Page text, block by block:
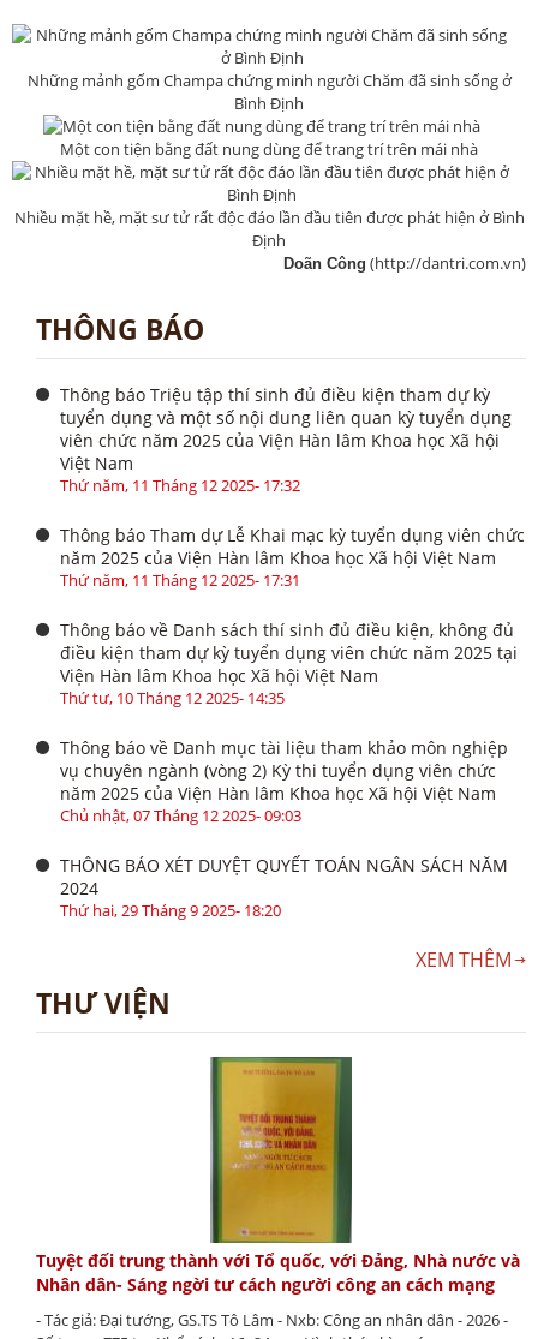
Những mảnh gốm Champa chứng minh người Chăm đã sinh sống ở
Bình Định
Một con tiện bằng đất nung dùng để trang trí trên mái nhà
Nhiều mặt hề, mặt sư tử rất độc đáo lần đầu tiên được phát hiện ở Bình
Định
Doãn Công (http://dantri.com.vn)
THÔNG BÁO
Thông báo Triệu tập thí sinh đủ điều kiện tham dự kỳ
tuyển dụng và một số nội dung liên quan kỳ tuyển dụng
viên chức năm 2025 của Viện Hàn lâm Khoa học Xã hội
Việt Nam
Thứ năm, 11 Tháng 12 2025- 17:32
Thông báo Tham dự Lễ Khai mạc kỳ tuyển dụng viên chức
năm 2025 của Viện Hàn lâm Khoa học Xã hội Việt Nam
Thứ năm, 11 Tháng 12 2025- 17:31
Thông báo về Danh sách thí sinh đủ điều kiện, không đủ
điều kiện tham dự kỳ tuyển dụng viên chức năm 2025 tại
Viện Hàn lâm Khoa học Xã hội Việt Nam
Thứ tư, 10 Tháng 12 2025- 14:35
Thông báo về Danh mục tài liệu tham khảo môn nghiệp
vụ chuyên ngành (vòng 2) Kỳ thi tuyển dụng viên chức
năm 2025 của Viện Hàn lâm Khoa học Xã hội Việt Nam
Chủ nhật, 07 Tháng 12 2025- 09:03
THÔNG BÁO XÉT DUYỆT QUYẾT TOÁN NGÂN SÁCH NĂM
2024
Thứ hai, 29 Tháng 9 2025- 18:20
XEM THÊM
THƯ VIỆN
Tuyệt đối trung thành với Tổ quốc, với Đảng, Nhà nước và
Nhân dân- Sáng ngời tư cách người công an cách mạng
- Tác giả: Đại tướng, GS.TS Tô Lâm - Nxb: Công an nhân dân - 2026 -